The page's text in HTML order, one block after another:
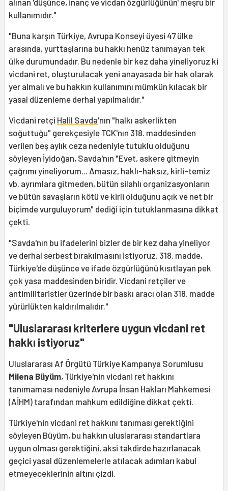
kullanımıdır."
"Buna karşın Türkiye, Avrupa Konseyi üyesi 47 ülke
arasında, yurttaşlarına bu hakkı henüz tanımayan tek
ülke durumundadır. Bu nedenle bir kez daha yineliyoruz ki
vicdani ret, oluşturulacak yeni anayasada bir hak olarak
yer almalı ve bu hakkın kullanımını mümkün kılacak bir
yasal düzenleme derhal yapılmalıdır."
Vicdani retçi Halil Savda'nın "halkı askerlikten
soğuttuğu" gerekçesiyle TCK'nın 318. maddesinden
verilen beş aylık ceza nedeniyle tutuklu olduğunu
söyleyen İyidoğan, Savda'nın "Evet, askere gitmeyin
çağrımı yineliyorum... Amasız, haklı-haksız, kirli-temiz
vb. ayrımlara gitmeden, bütün silahlı organizasyonların
ve bütün savaşların kötü ve kirli olduğunu açık ve net bir
biçimde vurguluyorum" dediği için tutuklanmasına dikkat
çekti.
"Savda'nın bu ifadelerini bizler de bir kez daha yineliyor
ve derhal serbest bırakılmasını istiyoruz. 318. madde,
Türkiye'de düşünce ve ifade özgürlüğünü kısıtlayan pek
çok yasa maddesinden biridir. Vicdani retçiler ve
antimilitaristler üzerinde bir baskı aracı olan 318. madde
yürürlükten kaldırılmalıdır."
"Uluslararası kriterlere uygun vicdani ret
hakkı istiyoruz"
Uluslararası Af Örgütü Türkiye Kampanya Sorumlusu
Milena Büyüm, Türkiye'nin vicdani ret hakkını
tanımaması nedeniyle Avrupa İnsan Hakları Mahkemesi
(AİHM) tarafından mahkum edildiğine dikkat çekti.
Türkiye'nin vicdani ret hakkını tanıması gerektiğini
söyleyen Büyüm, bu hakkın uluslararası standartlara
uygun olması gerektiğini, aksi takdirde hazırlanacak
geçici yasal düzenlemelerle atılacak adımları kabul
etmeyeceklerinin altını çizdi.